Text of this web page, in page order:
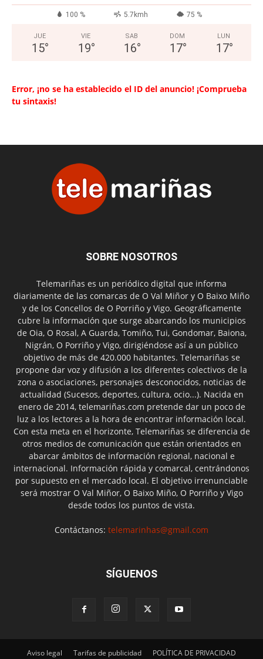
100 % 5.7kmh 75 %
JUE
15°
VIE
19°
SAB
16°
DOM
17°
LUN
17°
Error, ¡no se ha establecido el ID del anuncio! ¡Comprueba
tu sintaxis!
SOBRE NOSOTROS
Telemariñas es un periódico digital que informa
diariamente de las comarcas de O Val Miñor y O Baixo Miño
y de los Concellos de O Porriño y Vigo. Geográficamente
cubre la información que surge abarcando los municipios
de Oia, O Rosal, A Guarda, Tomiño, Tui, Gondomar, Baiona,
Nigrán, O Porriño y Vigo, dirigiéndose así a un público
objetivo de más de 420.000 habitantes. Telemariñas se
propone dar voz y difusión a los diferentes colectivos de la
zona o asociaciones, personajes desconocidos, noticias de
actualidad (Sucesos, deportes, cultura, ocio...). Nacida en
enero de 2014, telemariñas.com pretende dar un poco de
luz a los lectores a la hora de encontrar información local.
Con esta meta en el horizonte, Telemariñas se diferencia de
otros medios de comunicación que están orientados en
abarcar ámbitos de información regional, nacional e
internacional. Información rápida y comarcal, centrándonos
por supuesto en el mercado local. El objetivo irrenunciable
será mostrar O Val Miñor, O Baixo Miño, O Porriño y Vigo
desde todos los puntos de vista.
Contáctanos: telemarinhas@gmail.com
SÍGUENOS
Aviso legal Tarifas de publicidad POLÍTICA DE PRIVACIDAD